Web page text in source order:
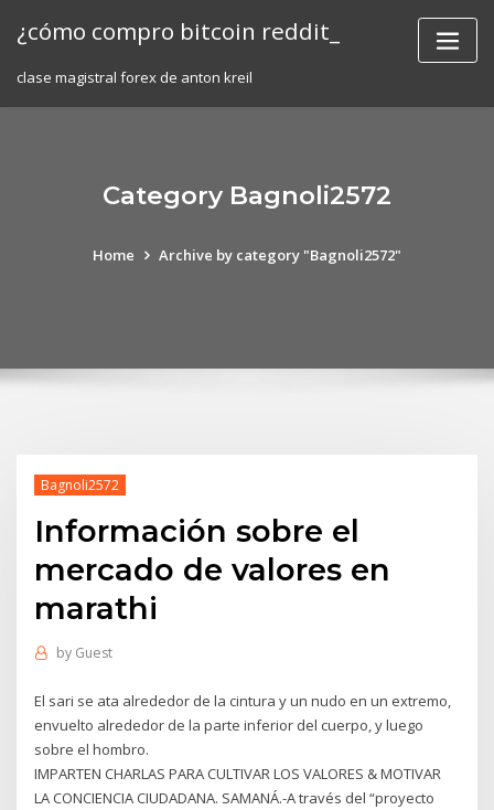
¿cómo compro bitcoin reddit_
clase magistral forex de anton kreil
Category Bagnoli2572
Home Archive by category "Bagnoli2572"
Bagnoli2572
Información sobre el
mercado de valores en
marathi
by Guest
El sari se ata alrededor de la cintura y un nudo en un extremo,
envuelto alrededor de la parte inferior del cuerpo, y luego
sobre el hombro.
IMPARTEN CHARLAS PARA CULTIVAR LOS VALORES & MOTIVAR
LA CONCIENCIA CIUDADANA. SAMANÁ.-A través del “proyecto